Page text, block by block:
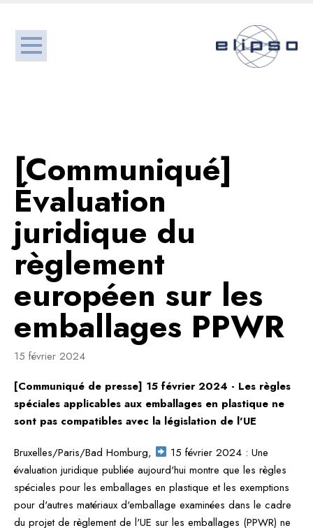
[Communiqué]
Évaluation
juridique du
règlement
européen sur les
emballages PPWR
15 février 2024
[Communiqué de presse] 15 février 2024 - Les règles
spéciales applicables aux emballages en plastique ne
sont pas compatibles avec la législation de l'UE
Bruxelles/Paris/Bad Homburg,
15 février 2024 : Une
évaluation juridique publiée aujourd'hui montre que les règles
spéciales pour les emballages en plastique et les exemptions
pour d'autres matériaux d'emballage examinées dans le cadre
du projet de règlement de l'UE sur les emballages (PPWR) ne